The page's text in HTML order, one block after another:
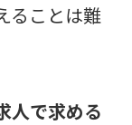
ることは難
人で求める